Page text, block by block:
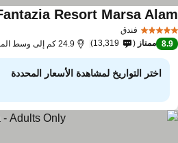
فندق
Fantazia Resort Marsa
8.9 ممتاز 13,319 24.9 كم إلى وسط المدينة
اختر التواريخ لمشاهدة الأسعار المحددة